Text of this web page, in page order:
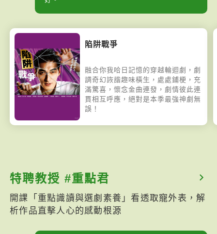
陷阱戰爭
融合你我哈日記憶的穿越輪迴劇，劇
調奇幻詼諧趣味橫生，處處鋪梗，充
滿驚喜，懷念金曲連發，劇情彼此連
貫相互呼應，絕對是本季最強神劇無
誤！
特聘教授 #重點君
開課「重點識讀與選劇素養」看透取寵外表，解
析作品直擊人心的感動根源